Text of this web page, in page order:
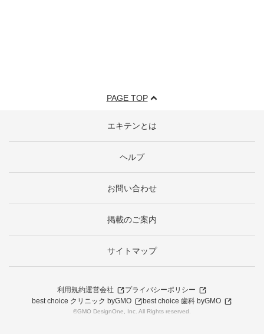
PAGE TOP
エキテンとは
ヘルプ
お問い合わせ
掲載のご案内
サイトマップ
利用規約運営会社
プライバシーポリシー
best choice クリニック byGMO
best choice 歯科 byGMO
©GMO DesignOne, Inc. All Rights reserved.